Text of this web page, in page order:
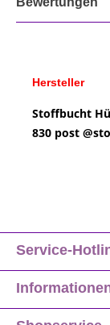
Hersteller
Stoffbucht
830 post @
Service-